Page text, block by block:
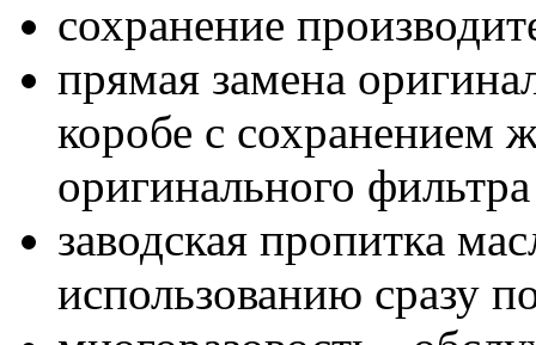
сохранение
прямая замена
коробе с сохранением
оригинального фильтра
заводская пропитка
использованию сразу